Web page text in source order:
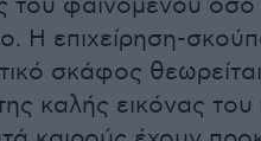
του φαινομένου
Η επιχείρηση-
σκάφος
καλής εικόνας